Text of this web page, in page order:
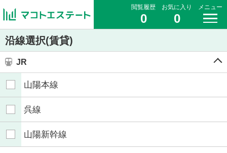
閲覧履歴
0
お気に入り
0
メニュー
沿線選択(賃貸)
JR
山陽本線
呉線
山陽新幹線